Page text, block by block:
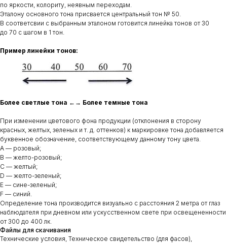
по яркости, колориту, неявным переходам.
Эталону основного тона присвается центральный тон № 50.
В соответсвии с выбранным эталоном готовится линейка тонов от 30
до 70 с шагом в 1 тон.
Пример линейки тонов:
Более светлые тона ←→ Более темные тона
При изменении цветового фона продукции (отклонения в сторону
красных, желтых, зеленых и т. д. оттенков) к маркировке тона добавляется
буквенное обозначение, соответствующему данному тону цвета.
A — розовый;
B — желто-розовый;
С — желтый;
D — желто-зеленый;
E — сине-зеленый;
F — синий.
Определение тона производится визуально с расстояния 2 метра от глаз
наблюдателя при дневном или ускусственном свете при освещененности
от 300 до 400 лк.
Файлы для скачивания
Технические условия, Техническое свидетельство (для фасов),